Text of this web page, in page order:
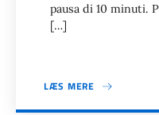
pausa di 10 minuti.
[…]
LÆS MERE